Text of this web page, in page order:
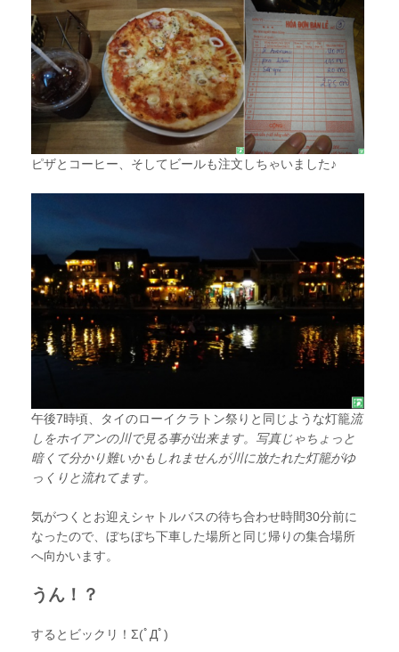
ピザとコーヒー、そしてビールも注文しちゃいました♪
午後7時頃、タイのローイクラトン祭りと同じような灯籠流
しをホイアンの川で見る事が出来ます。写真じゃちょっと
暗くて分かり難いかもしれませんが川に放たれた灯籠がゆ
っくりと流れてます。
気がつくとお迎えシャトルバスの待ち合わせ時間30分前に
なったので、ぼちぼち下車した場所と同じ帰りの集合場所
へ向かいます。
うん！？
するとビックリ！Σ(ﾟДﾟ)